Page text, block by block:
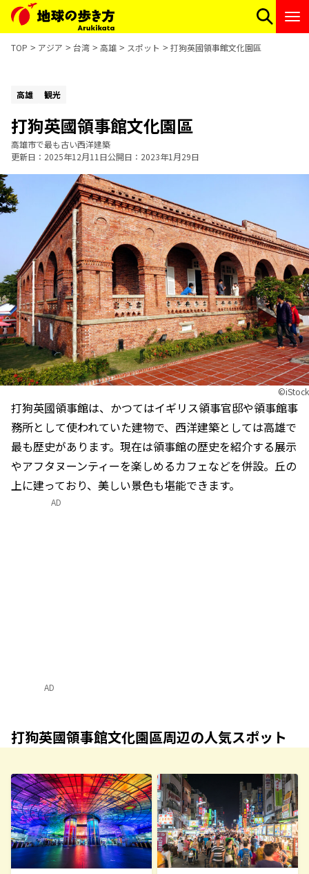
TOP アジア 台湾 高雄 スポット 打狗英國領事館文化園區
高雄 観光
打狗英國領事館文化園區
高雄市で最も古い西洋建築
更新日
2025年12月11日公開日 2023年1月29日
©iStock
打狗英國領事館は、かつてはイギリス領事官邸や領事館事
務所として使われていた建物で、西洋建築としては高雄で
最も歴史があります。現在は領事館の歴史を紹介する展示
やアフタヌーンティーを楽しめるカフェなどを併設。丘の
上に建っており、美しい景色も堪能できます。
AD
打狗英國領事館文化園區周辺の人気スポット
AD